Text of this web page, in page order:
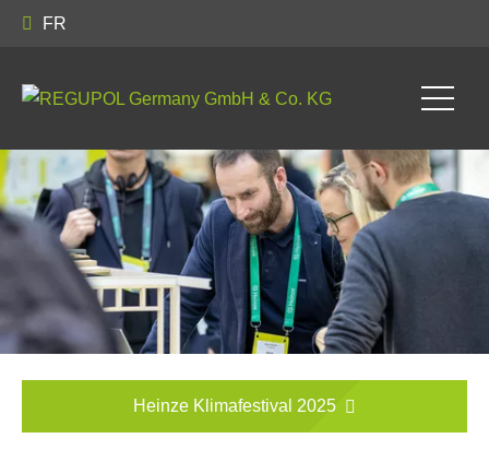
FR
Heinze Klimafestival 2025